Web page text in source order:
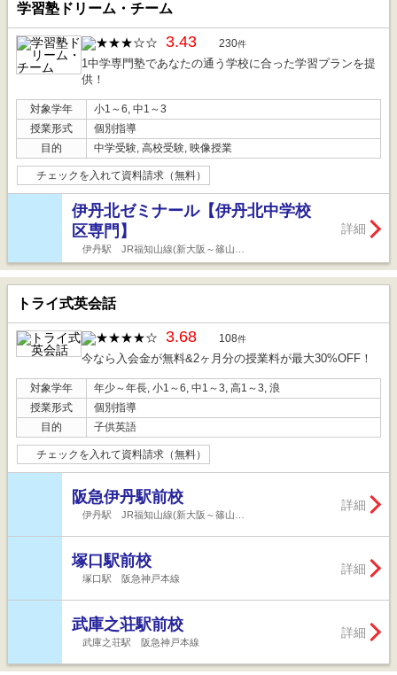
学習塾ドリーム・チーム
3.43 230件
1中学専門塾であなたの通う学校に合った学習プランを提
供！
対象学年
小1～6, 中1～3
授業形式
個別指導
目的
中学受験, 高校受験, 映像授業
チェックを入れて資料請求（無料）
伊丹北ゼミナール【伊丹北中学校
区専門】
伊丹駅 JR福知山線(新大阪～篠山…
詳細
トライ式英会話
3.68 108件
今なら入会金が無料&2ヶ月分の授業料が最大30%OFF！
対象学年
年少～年長, 小1～6, 中1～3, 高1～3, 浪
授業形式
個別指導
目的
子供英語
チェックを入れて資料請求（無料）
阪急伊丹駅前校
伊丹駅 JR福知山線(新大阪～篠山…
詳細
塚口駅前校
塚口駅 阪急神戸本線
詳細
武庫之荘駅前校
武庫之荘駅 阪急神戸本線
詳細